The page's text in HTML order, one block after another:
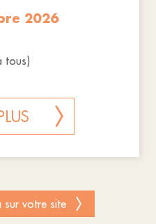
2026
tous)
sur votre site